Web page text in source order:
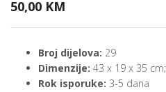
50,00 KM
Broj dijelova: 29
Dimenzije: 43 x 19 x 35 cm;
Rok isporuke: 3-5 dana